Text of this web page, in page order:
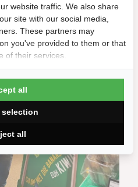
website traffic. We also share
site with our social media,
These partners may
you've provided to them or that
of their services.
all
all